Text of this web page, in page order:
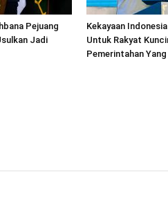
Pejuang
Jadi
Kekayaan
Untuk Rakyat
Pemerintahan